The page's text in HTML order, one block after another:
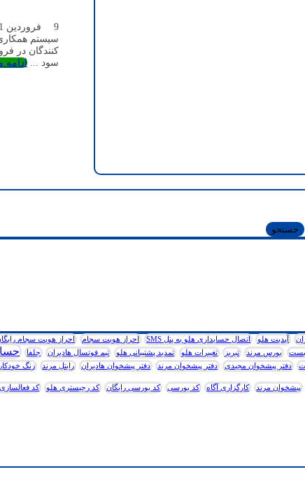
9 فروردین 1401
سیستم
کنندگان در
سود ...
آپدیت هلو اتصال حسابداری هلو به پنل SMS احراز هویت سجام احراز هویت سجام
بورس مرند تبریز تغییرات هلو تمدید پشتیبانی هلو تیم فوتسال هادیران جلفا
دفتر پیشخوان مجیدی دفتر پیشخوان مرند دفتر پیشخوان هادیران رایتل مرند زنگ
پیشخوان مرند کارگزاری آگاه کد بورسی کد بورسی رایگان کد رجیستری هلو کد